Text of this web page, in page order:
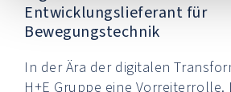
Entwicklungslieferant für
Bewegungstechnik
In der Ära der digitalen
H+E Gruppe eine Vorreiterrolle.